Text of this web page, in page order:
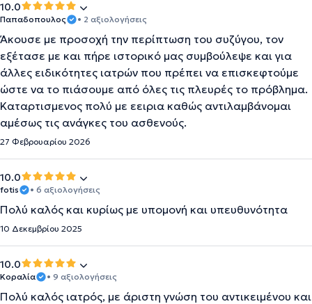
10.0
Παπαδοπουλος • 2 αξιολογήσεις
Άκουσε με προσοχή την περίπτωση του συζύγου, τον
εξέτασε με και πήρε ιστορικό μας συμβούλεψε και για
άλλες ειδικότητες ιατρών που πρέπει να επισκεφτούμε
ώστε να το πιάσουμε από όλες τις πλευρές το πρόβλημα.
Καταρτισμενος πολύ με εειρια καθώς αντιλαμβάνομαι
αμέσως τις ανάγκες του ασθενούς.
27 Φεβρουαρίου 2026
10.0
fotis • 6 αξιολογήσεις
Πολύ καλός και κυρίως με υπομονή και υπευθυνότητα
10 Δεκεμβρίου 2025
10.0
Κοραλία • 9 αξιολογήσεις
Πολύ καλός ιατρός, με άριστη γνώση του αντικειμένου και